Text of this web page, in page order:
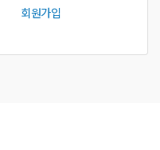
회원가입